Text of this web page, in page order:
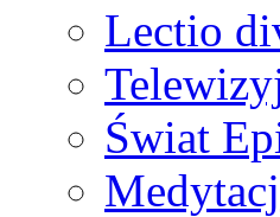
Lectio
Świat